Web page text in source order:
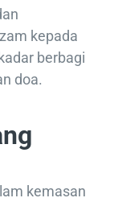
kepada
berbagi
doa.
kemasan